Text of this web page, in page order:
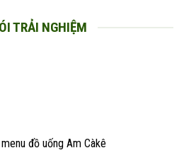
TRẢI NGHIỆM
đồ uống Am Càkê